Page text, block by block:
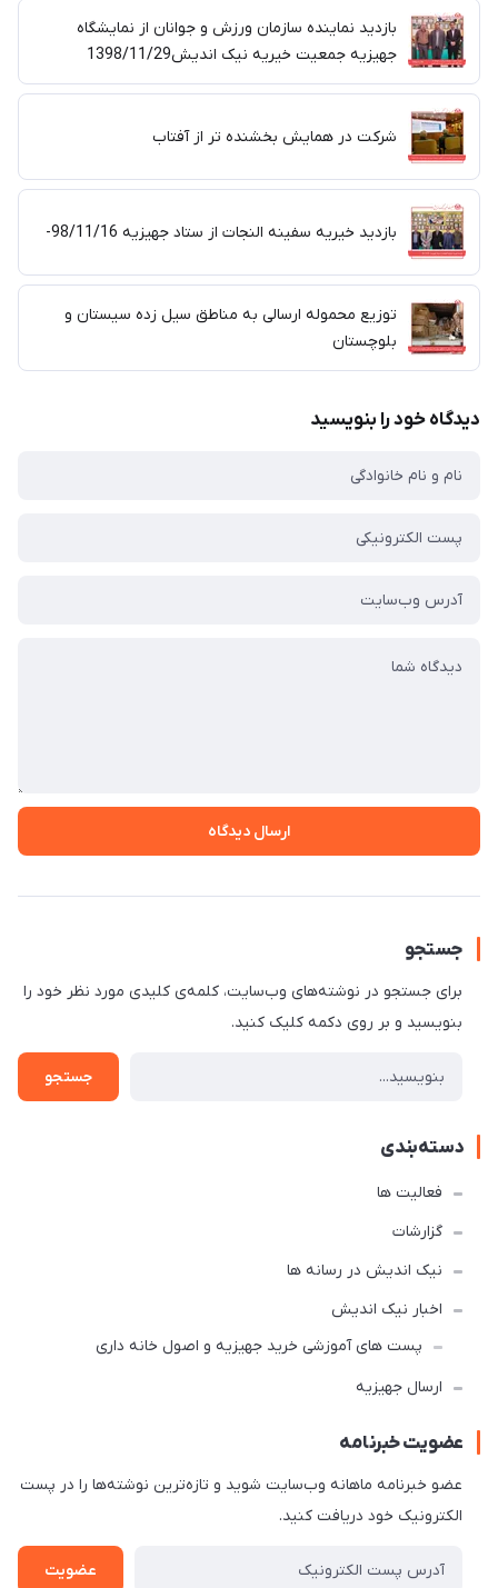
بازدید نماینده سازمان ورزش و جوانان از نمایشگاه
جهیزیه جمعیت خیریه نیک اندیش1398/11/29
شرکت در همایش بخشنده تر از آفتاب
بازدید خیریه سفینه النجات از ستاد جهیزیه 98/11/16-
توزیع محموله ارسالی به مناطق سیل زده سیستان و
بلوچستان
دیدگاه خود را بنویسید
ارسال دیدگاه
جستجو
برای جستجو در نوشته‌های وب‌سایت، کلمه‌ی کلیدی مورد نظر خود را
بنویسید و بر روی دکمه کلیک کنید.
جستجو
دسته‌بندی
فعالیت ها
گزارشات
نیک اندیش در رسانه ها
اخبار نیک اندیش
پست های آموزشی خرید جهیزیه و اصول خانه داری
ارسال جهیزیه
عضویت خبرنامه
عضو خبرنامه ماهانه وب‌سایت شوید و تازه‌ترین نوشته‌ها را در پست
الکترونیک خود دریافت کنید.
عضویت